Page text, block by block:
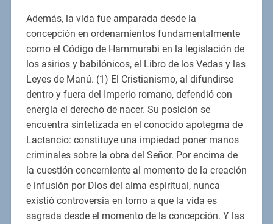
Además, la vida fue amparada desde la
concepción en ordenamientos fundamentalmente
como el Código de Hammurabi en la legislación de
los asirios y babilónicos, el Libro de los Vedas y las
Leyes de Manú. (1) El Cristianismo, al difundirse
dentro y fuera del Imperio romano, defendió con
energía el derecho de nacer. Su posición se
encuentra sintetizada en el conocido apotegma de
Lactancio: constituye una impiedad poner manos
criminales sobre la obra del Señor. Por encima de
la cuestión concerniente al momento de la creación
e infusión por Dios del alma espiritual, nunca
existió controversia en torno a que la vida es
sagrada desde el momento de la concepción. Y las